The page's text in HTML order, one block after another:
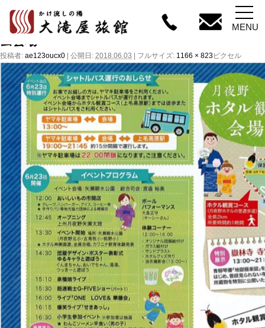
MENU
←ホタル 舞
投稿者: ae123oucx0 公開日: 2018.06.03 フルサイズ: 1166 × 823ピクセル